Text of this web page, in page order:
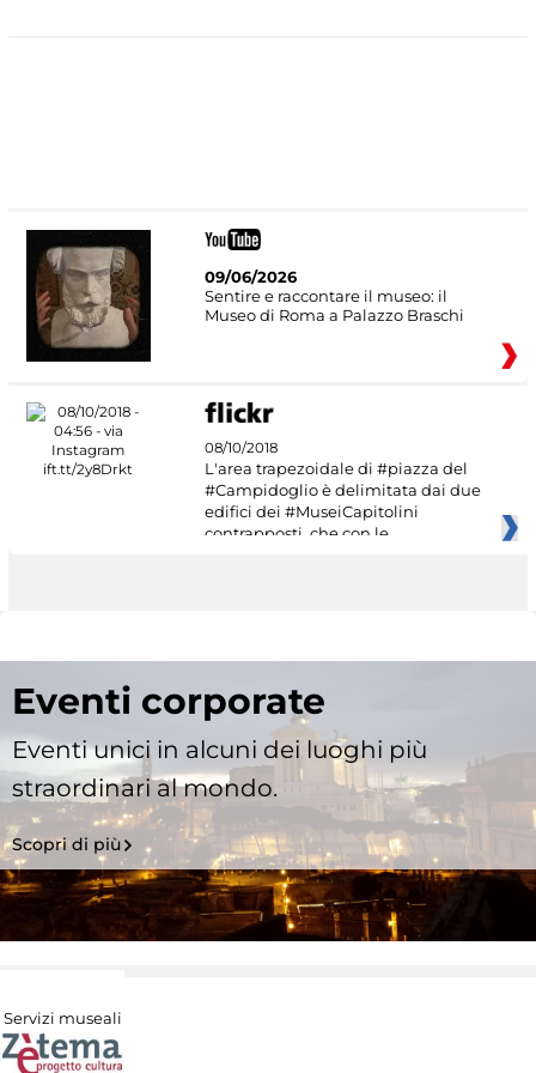
09/06/2026
Sentire e raccontare il museo: il
Museo di Roma a Palazzo Braschi
08/10/2018
L'area trapezoidale di #piazza del
#Campidoglio è delimitata dai due
edifici dei #MuseiCapitolini
contrapposti, che con le
Eventi corporate
Eventi unici in alcuni dei luoghi più
straordinari al mondo.
Scopri di più
Servizi museali